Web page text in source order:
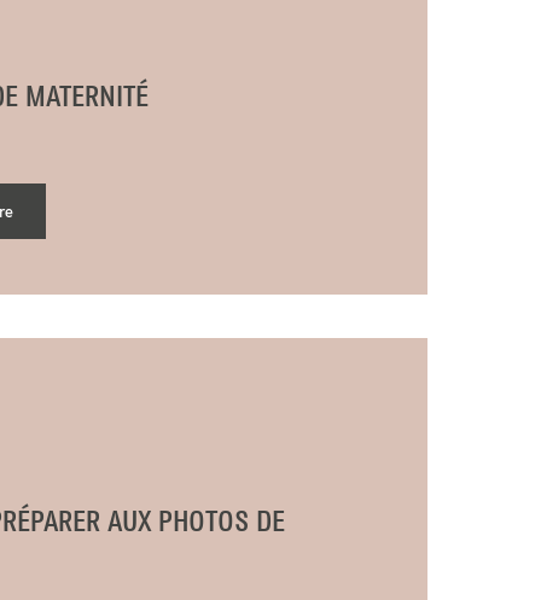
MATERNITÉ
AUX PHOTOS DE